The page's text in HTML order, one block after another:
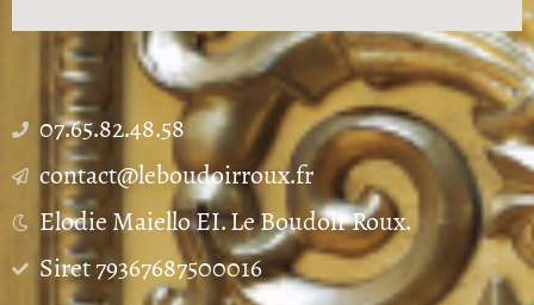
07.65.82.48.58
contact@leboudoirroux.fr
Elodie Maiello EI. Le Boudoir Roux.
Siret 79367687500016